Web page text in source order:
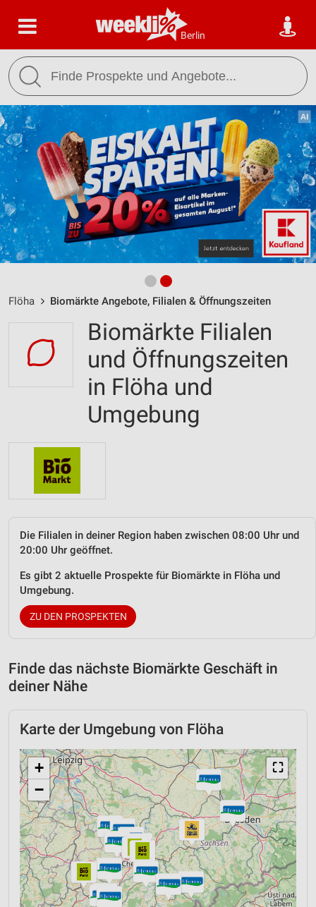
Berlin
Flöha Biomärkte Angebote, Filialen & Öffnungszeiten
Biomärkte Filialen
und Öffnungszeiten
in Flöha und
Umgebung
Die Filialen in deiner Region haben zwischen 08:00 Uhr und
20:00 Uhr geöffnet.
Es gibt 2 aktuelle Prospekte für Biomärkte in Flöha und
Umgebung.
ZU DEN PROSPEKTEN
Finde das nächste Biomärkte Geschäft in
deiner Nähe
Karte der Umgebung von Flöha
⛶
+
−